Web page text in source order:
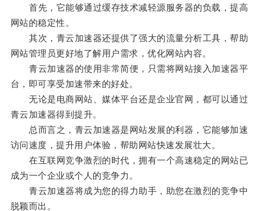
首先，它能够通过缓存技术减轻源服务器的负载，提高
网站的稳定性。
其次，青云加速器还提供了强大的流量分析工具，帮助
网站管理员更好地了解用户需求，优化网站内容。
青云加速器的使用非常简便，只需将网站接入加速器平
台，即可享受加速带来的好处。
无论是电商网站、媒体平台还是企业官网，都可以通过
青云加速器得到提升。
总而言之，青云加速器是网站发展的利器，它能够加速
访问速度，提升用户体验，帮助网站快速发展壮大。
在互联网竞争激烈的时代，拥有一个高速稳定的网站已
成为一个企业或个人的竞争力。
青云加速器将成为您的得力助手，助您在激烈的竞争中
脱颖而出。